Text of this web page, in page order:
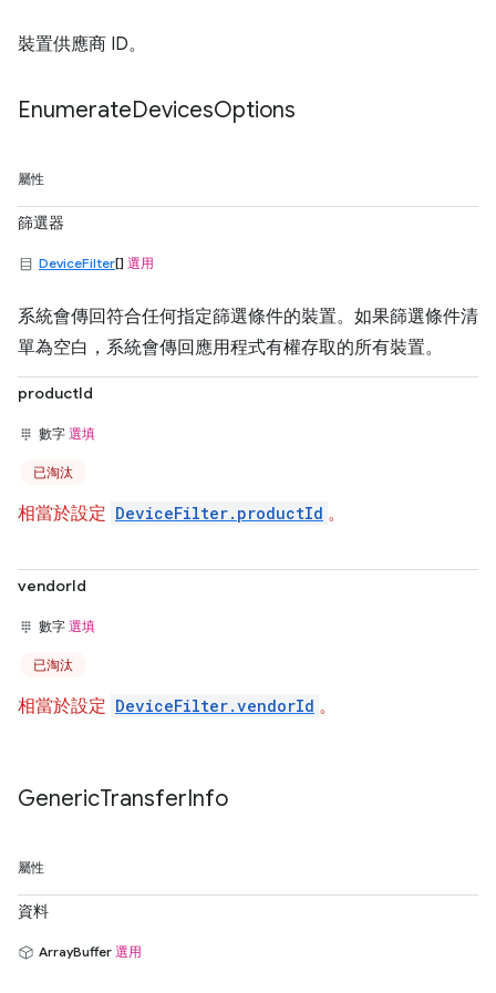
裝置供應商 ID。
EnumerateDevicesOptions
屬性
篩選器
DeviceFilter[] 選用
系統會傳回符合任何指定篩選條件的裝置。如果篩選條件清
單為空白，系統會傳回應用程式有權存取的所有裝置。
productId
數字 選填
已淘汰
相當於設定 DeviceFilter.productId 。
vendorId
數字 選填
已淘汰
相當於設定 DeviceFilter.vendorId 。
GenericTransferInfo
屬性
資料
ArrayBuffer 選用